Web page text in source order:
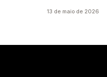
13 de maio de 2026